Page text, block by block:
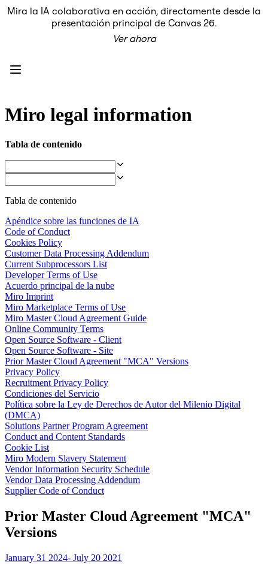
Destacados
Lienzo inteligente™
Conectores
Servidor MCP
Planes de acción
Integraciones
Plataforma para desarrolladores
Formatos
Kanban
Cronogramas
Talktrack
Tablas
Diapositivas
Casos de uso
Destacados
Explora los manuales de IA
Explorar el Miroverse
General
Talleres
Lluvia de ideas
Mapas mentales
Diagramas de flujo
Especializados
Mapeo de procesos
Diseño técnico y documentación
Prototipos y wireframes
Mapas de recorrido del cliente
Miro Design Workshops
Miro Planning & Delivery
Soluciones
Mira la IA colaborativa en acción, directamente desde la
presentación principal de Canvas 26.
Ver ahora
Miro legal information
Tabla de contenido
Tabla de contenido
Apéndice sobre las funciones de IA
Code of Conduct
Cookies Policy
Customer Data Processing Addendum
Current Subprocessors List
Developer Terms of Use
Acuerdo principal de la nube
Miro Imprint
Miro Marketplace Terms of Use
Miro Master Cloud Agreement Guide
Online Community Terms
Open Source Software - Client
Open Source Software - Site
Prior Master Cloud Agreement "MCA" Versions
Privacy Policy
Recruitment Privacy Policy
Condiciones del Servicio
Política sobre la Ley de Derechos de Autor del Milenio Digital
(DMCA)
Solutions Partner Program Agreement
Conduct and Content Standards
Cookie List
Miro Modern Slavery Statement
Vendor Information Security Schedule
Vendor Data Processing Addendum
Supplier Code of Conduct
Prior Master Cloud Agreement "MCA"
Versions
January 31 2024- July 20 2021